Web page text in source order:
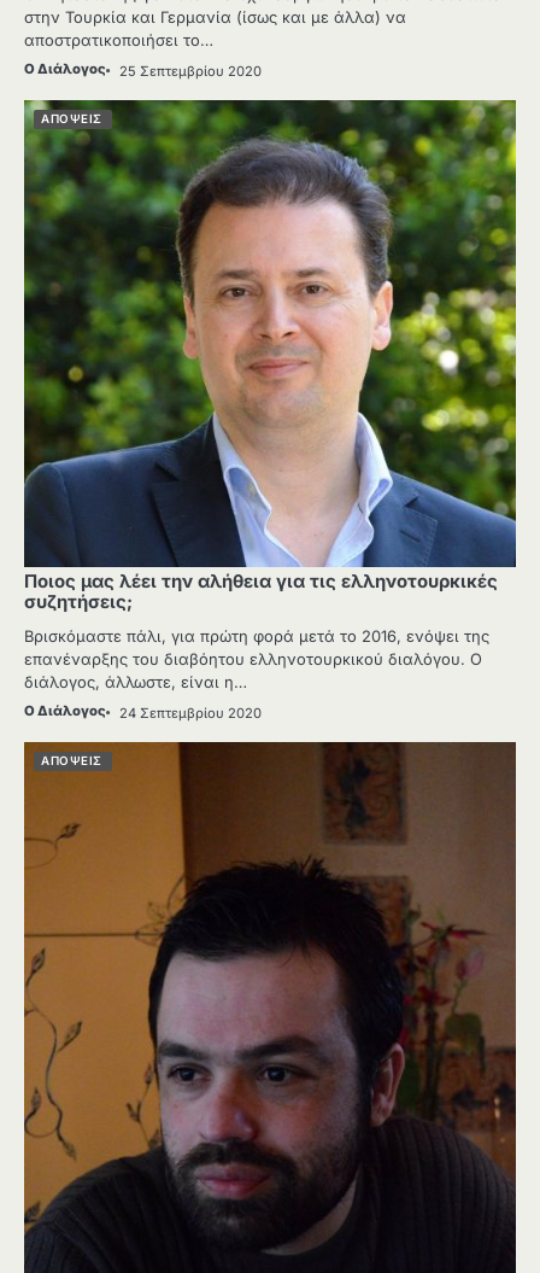
στην Τουρκία και Γερμανία (ίσως και με άλλα) να
αποστρατικοποιήσει το…
Ο Διάλογος 25 Σεπτεμβρίου 2020
ΑΠΟΨΕΙΣ
Ποιος μας λέει την αλήθεια για τις ελληνοτουρκικές
συζητήσεις;
Βρισκόμαστε πάλι, για πρώτη φορά μετά το 2016, ενόψει της
επανέναρξης του διαβόητου ελληνοτουρκικού διαλόγου. Ο
διάλογος, άλλωστε, είναι η…
Ο Διάλογος 24 Σεπτεμβρίου 2020
ΑΠΟΨΕΙΣ